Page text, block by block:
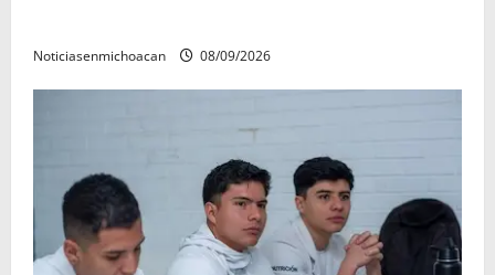
Noticiasenmichoacan 08/09/2026